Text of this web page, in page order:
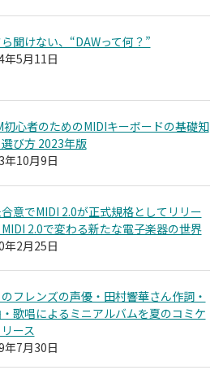
聞けない、“DAWって何？”
年5月11日
初心者のためのMIDIキーボードの基礎知
び方 2023年版
年10月9日
意でMIDI 2.0が正式規格としてリリー
2.0で変わる新たな電子楽器の世界
年2月25日
フレンズの声優・田村響華さん作詞・
歌唱によるミニアルバムを夏のコミケ
ース
年7月30日